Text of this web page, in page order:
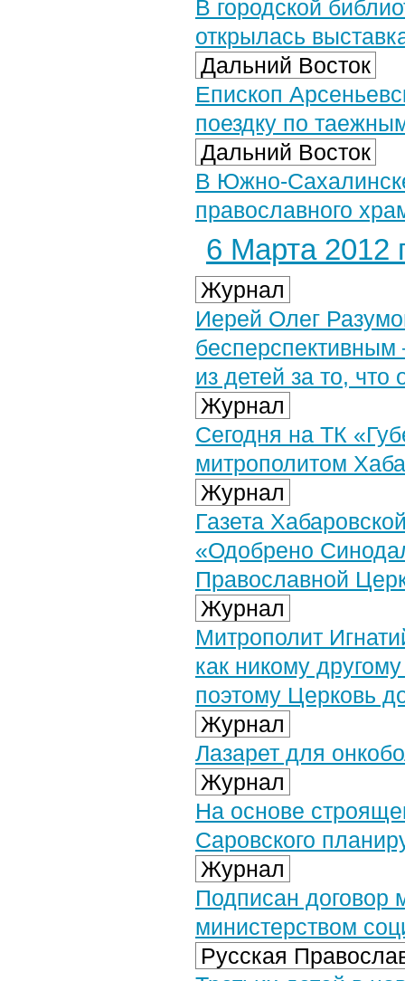
В городской
открылась
Дальний Восток
Епископ
поездку по
Дальний Восток
В Южно-
православного
6 Марта 2012
Журнал
Иерей Олег
бесперспективным
из детей за то,
Журнал
Сегодня на ТК
митрополитом
Журнал
Газета
«Одобрено
Православной
Журнал
Митрополит
как никому
поэтому Церковь
Журнал
Лазарет для
Журнал
На основе
Саровского
Журнал
Подписан договор
министерством
Русская